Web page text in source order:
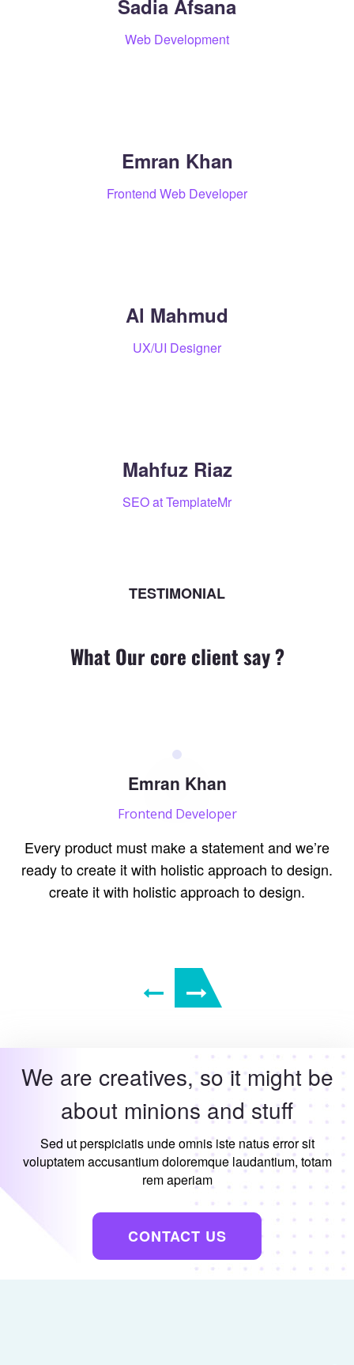
Sadia Afsana
Web Development
Emran Khan
Frontend Web Developer
Al Mahmud
UX/UI Designer
Mahfuz Riaz
SEO at TemplateMr
TESTIMONIAL
What Our core client say ?
Emran Khan
Frontend Developer
Every product must make a statement and we’re
ready to create it with holistic approach to design.
create it with holistic approach to design.
We are creatives, so it might be
about minions and stuff
Sed ut perspiciatis unde omnis iste natus error sit
voluptatem accusantium doloremque laudantium, totam
rem aperiam
CONTACT US